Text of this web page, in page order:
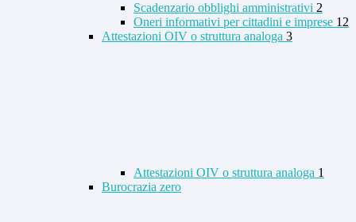
Scadenzario obblighi amministrativi 2
Oneri informativi per cittadini e imprese 12
Attestazioni OIV o struttura analoga 3
Attestazioni OIV o struttura analoga 1
Burocrazia zero